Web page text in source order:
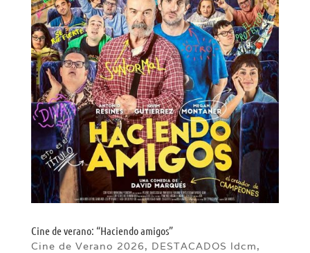
Cine de verano: “Haciendo amigos”
Cine de Verano 2026, DESTACADOS ldcm,